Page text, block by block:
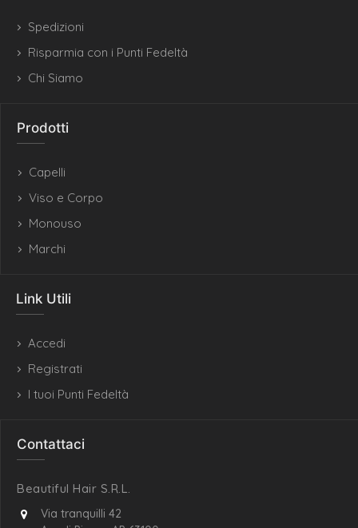
Spedizioni
Risparmia con i Punti Fedeltà
Chi Siamo
Prodotti
Capelli
Viso e Corpo
Monouso
Marchi
Link Utili
Accedi
Registrati
I tuoi Punti Fedeltà
Contattaci
Beautiful Hair S.R.L.
Via tranquilli 42